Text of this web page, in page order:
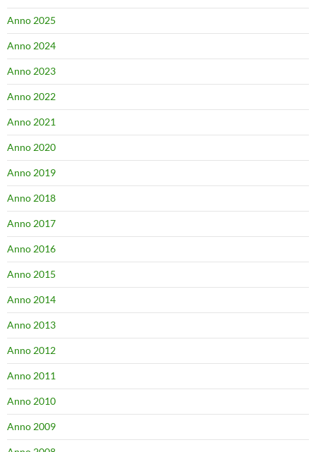
Anno 2025
Anno 2024
Anno 2023
Anno 2022
Anno 2021
Anno 2020
Anno 2019
Anno 2018
Anno 2017
Anno 2016
Anno 2015
Anno 2014
Anno 2013
Anno 2012
Anno 2011
Anno 2010
Anno 2009